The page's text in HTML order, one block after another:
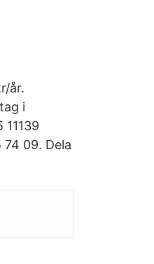
år.
i
74 09. Dela